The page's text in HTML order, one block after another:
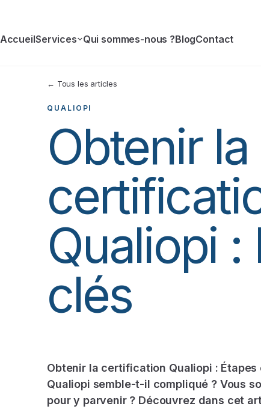
AccueilServices Qui sommes-nous ?BlogContact
← Tous les articles
QUALIOPI
Obtenir la
Qualiopi :
clés
Obtenir la certification Qualiopi :
Qualiopi semble-t-il compliqué ? Vous
pour y parvenir ? Découvrez dans cet